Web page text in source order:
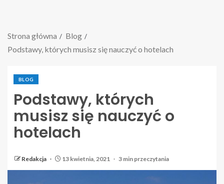
Strona główna
Blog
Podstawy, których musisz się nauczyć o hotelach
BLOG
Podstawy, których
musisz się nauczyć o
hotelach
Redakcja 13 kwietnia, 2021 3 min przeczytania